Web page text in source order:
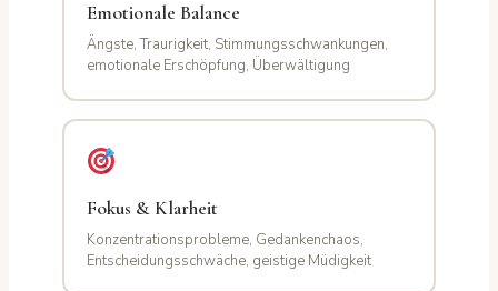
Emotionale Balance
Ängste, Traurigkeit, Stimmungsschwankungen,
emotionale Erschöpfung, Überwältigung
Fokus & Klarheit
Konzentrationsprobleme, Gedankenchaos,
Entscheidungsschwäche, geistige Müdigkeit